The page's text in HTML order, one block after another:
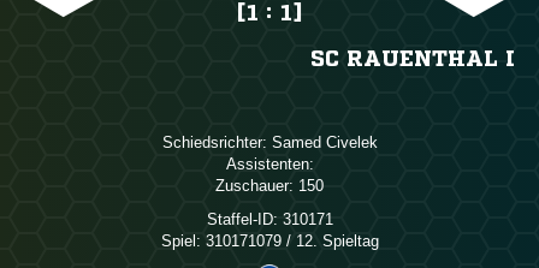
[1 : 1]
SC RAUENTHAL I
Schiedsrichter:  
Assistenten:
Zuschauer: 150
Staffel-ID: 310171
Spiel: 310171079 / 12. Spieltag